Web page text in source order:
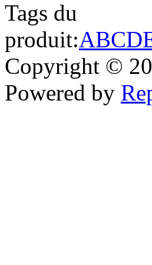
Tags du
produit:ABCD
Copyright ©
Powered by